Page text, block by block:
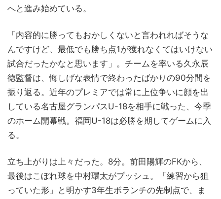
へと進み始めている。
「内容的に勝ってもおかしくないと言われればそうな
んですけど、最低でも勝ち点1が獲れなくてはいけない
試合だったかなと思います」。チームを率いる久永辰
徳監督は、悔しげな表情で終わったばかりの90分間を
振り返る。近年のプレミアでは常に上位争いに顔を出
している名古屋グランパスU-18を相手に戦った、今季
のホーム開幕戦。福岡U-18は必勝を期してゲームに入
る。
立ち上がりは上々だった。8分。前田陽輝のFKから、
最後はこぼれ球を中村環太がプッシュ。「練習から狙
っていた形」と明かす3年生ボランチの先制点で、ま